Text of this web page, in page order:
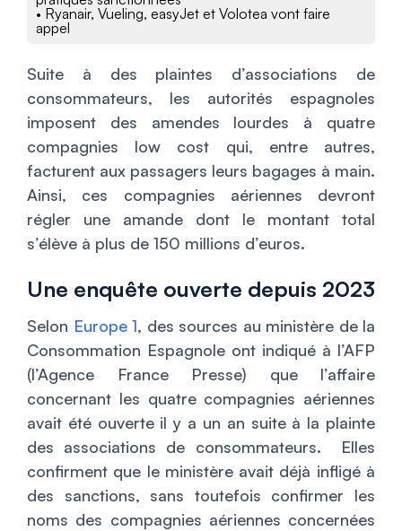
• Ryanair, Vueling, easyJet et Volotea vont faire
appel
Suite à des plaintes d’associations de
consommateurs, les autorités espagnoles
imposent des amendes lourdes à quatre
compagnies low cost qui, entre autres,
facturent aux passagers leurs bagages à main.
Ainsi, ces compagnies aériennes devront
régler une amande dont le montant total
s’élève à plus de 150 millions d’euros.
Une enquête ouverte depuis 2023
Selon Europe 1, des sources au ministère de la
Consommation Espagnole ont indiqué à l’AFP
(l’Agence France Presse) que l’affaire
concernant les quatre compagnies aériennes
avait été ouverte il y a un an suite à la plainte
des associations de consommateurs. Elles
confirment que le ministère avait déjà infligé à
des sanctions, sans toutefois confirmer les
noms des compagnies aériennes concernées